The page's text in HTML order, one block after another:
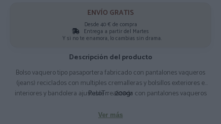
ENVÍO GRATIS
Desde 40 € de compra
Entrega a partir del Martes
Y si no te enamora, lo cambias sin drama.
Descripción del producto
Bolso vaquero tipo pasaportera fabricado con pantalones vaqueros
(jeans) reciclados con multiples cremalleras y bolsillos exteriores e
interiores y bandolera ajustable realizada con pantalones vaqueros
PesoTr: 200gr
Ver más